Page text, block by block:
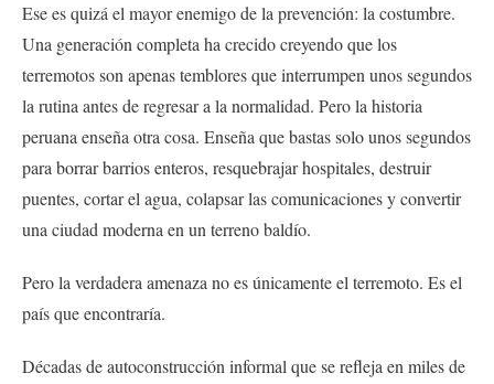
Ese es quizá el mayor enemigo de la prevención: la costumbre.
Una generación completa ha crecido creyendo que los
terremotos son apenas temblores que interrumpen unos segundos
la rutina antes de regresar a la normalidad. Pero la historia
peruana enseña otra cosa. Enseña que bastas solo unos segundos
para borrar barrios enteros, resquebrajar hospitales, destruir
puentes, cortar el agua, colapsar las comunicaciones y convertir
una ciudad moderna en un terreno baldío.
Pero la verdadera amenaza no es únicamente el terremoto. Es el
país que encontraría.
Décadas de autoconstrucción informal que se refleja en miles de